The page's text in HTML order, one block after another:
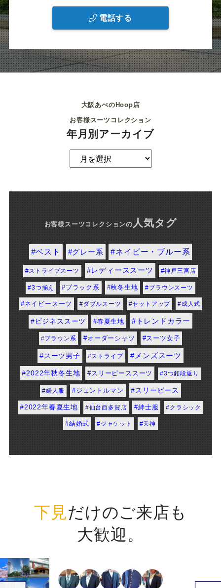
電話する
大阪あべのHoop店
お客様スーツコレクション
年月別アーカイブ
お客様スーツコレクションの 人気タグ
#ベスト #グレー系 #ネイビー・ブルー系
#ストライプスーツ #レディーススーツ #神戸三宮店
#3つ揃え #ブラック系 #秋冬生地 #ブラウンスーツ
#ネイビースーツ #ダブルスーツ #セットアップ #成人式
#ビジネススーツ #春夏生地 #トレンドカラー
#ブラウン系 #オーダーシャツ #スーツ女子
#スーツ男子 #ストライプ #メンズスーツ
#2022年秋冬生地 #スリーピーススーツ #3つ釦段返り
#婦人服 #ジェントルマン #スリーピース
#2022年春夏生地 #仙台西多賀店 #紳士服 #クラシック
#結婚式 #ジャケット #天神
下見だけのご来店も
大歓迎。